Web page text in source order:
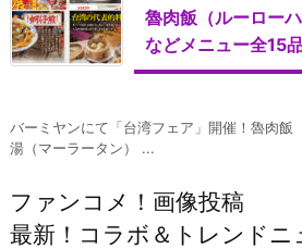
魯肉飯（ルーロー
などメニュー全15
バーミヤンにて「台湾フェア」開催！魯肉飯
湯（マーラータン） ...
ファンコメ！画像投稿
最新！コラボ＆トレンドニ